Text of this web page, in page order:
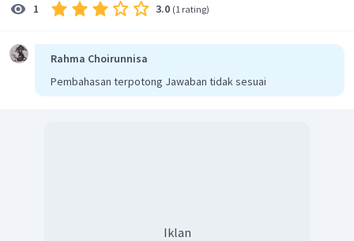
1 3.0 (1 rating)
Rahma Choirunnisa
Pembahasan terpotong Jawaban tidak sesuai
Iklan